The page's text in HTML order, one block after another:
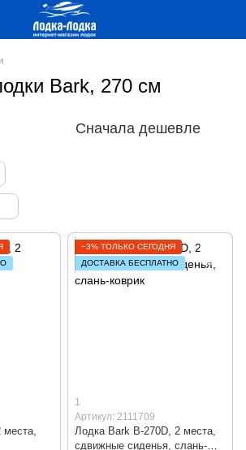
Bark, 270 см
Сначала дешевле
места,
−3% ТОЛЬКО СЕГОДНЯ
ДОСТАВКА БЕСПЛАТНО
1
Артикул: 2111709
Лодка Bark B-270D, 2 места,
сдвижные сиденья, слань-